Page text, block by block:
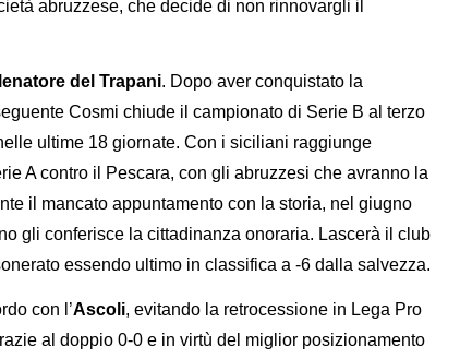
abruzzese, che decide di non rinnovargli il
del Trapani. Dopo aver conquistato la
Cosmi chiude il campionato di Serie B al terzo
ultime 18 giornate. Con i siciliani raggiunge
A contro il Pescara, con gli abruzzesi che avranno la
il mancato appuntamento con la storia, nel giugno
gli conferisce la cittadinanza onoraria. Lascerà il club
essendo ultimo in classifica a -6 dalla salvezza.
con l’Ascoli, evitando la retrocessione in Lega Pro
al doppio 0-0 e in virtù del miglior posizionamento